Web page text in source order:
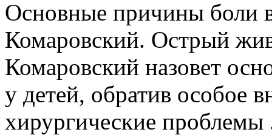
Основные причины боли
Комаровский. Острый
Комаровский назовет
у детей, обратив особое
хирургические проблемы